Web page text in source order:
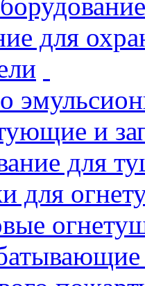
для
и
для
для